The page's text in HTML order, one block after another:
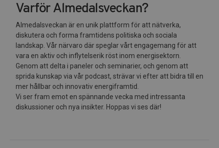
Varför Almedalsveckan?
Almedalsveckan är en unik plattform för att nätverka,
diskutera och forma framtidens politiska och sociala
landskap. Vår närvaro där speglar vårt engagemang för att
vara en aktiv och inflytelserik röst inom energisektorn.
Genom att delta i paneler och seminarier, och genom att
sprida kunskap via vår podcast, strävar vi efter att bidra till en
mer hållbar och innovativ energiframtid.
Vi ser fram emot en spännande vecka med intressanta
diskussioner och nya insikter. Hoppas vi ses där!